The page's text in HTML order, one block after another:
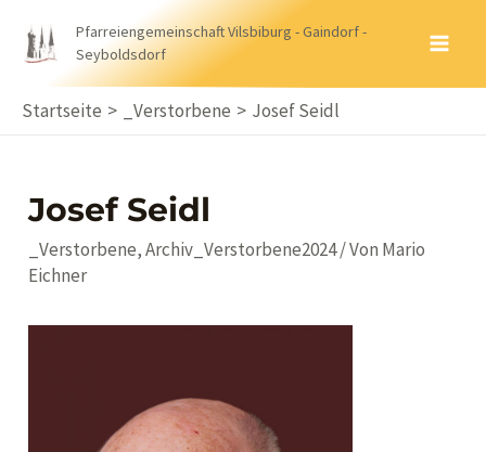
Inhalt
Pfarreiengemeinschaft Vilsbiburg - Gaindorf -
Seyboldsdorf
Startseite _Verstorbene Josef Seidl
Josef Seidl
_Verstorbene,Archiv_Verstorbene2024/ Von Mario
Eichner